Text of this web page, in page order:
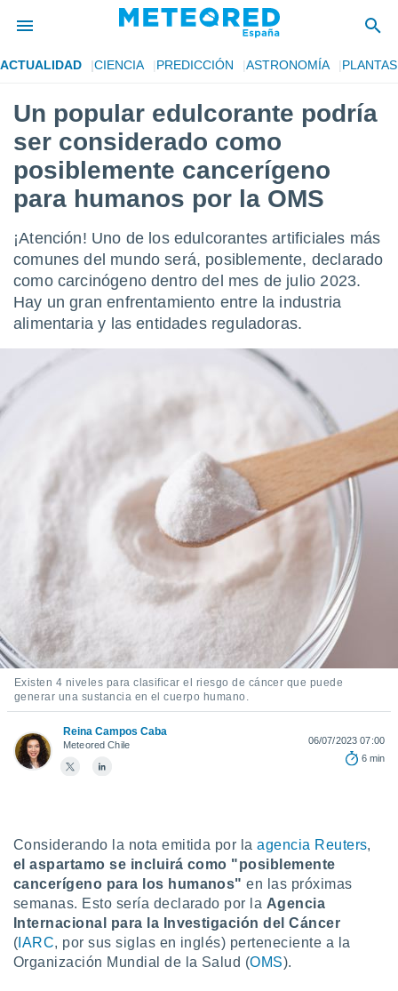
de
por
la
que se
calidad.
las
y
forma
digital
basada
a la
todas
ya sean
nuestros
nos
y análisis
como
perfil
más
nuestra
y
de
CONFIGURACIÓN
ACTUALIDAD CIENCIA PREDICCIÓN ASTRONOMÍA PLANTAS
Un popular edulcorante podría
ser considerado como
posiblemente cancerígeno
para humanos por la OMS
¡Atención! Uno de los edulcorantes artificiales más
comunes del mundo será, posiblemente, declarado
como carcinógeno dentro del mes de julio 2023.
Hay un gran enfrentamiento entre la industria
alimentaria y las entidades reguladoras.
Existen 4 niveles para clasificar el riesgo de cáncer que puede
generar una sustancia en el cuerpo humano.
Reina Campos Caba
Meteored Chile
06/07/2023 07:00
6 min
Considerando la nota emitida por laagencia Reuters,
el aspartamo se incluirá como "posiblemente
cancerígeno para los humanos" en las próximas
semanas. Esto sería declarado por la Agencia
Internacional para la Investigación del Cáncer
( IARC, por sus siglas en inglés) perteneciente a la
Organización Mundial de la Salud (OMS).